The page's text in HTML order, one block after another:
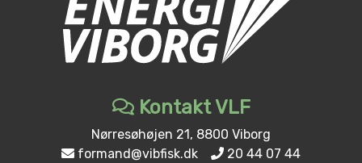
Kontakt VLF
Nørresøhøjen 21, 8800 Viborg
formand@vibfisk.dk
20 44 07 44